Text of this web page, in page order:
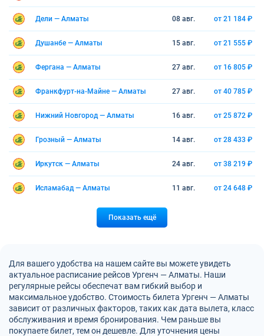
Дели — Алматы 08 авг. от 21 184 ₽
Душанбе — Алматы 15 авг. от 21 555 ₽
Фергана — Алматы 27 авг. от 16 805 ₽
Франкфурт-на-Майне — Алматы 27 авг. от 40 785 ₽
Нижний Новгород — Алматы 16 авг. от 25 872 ₽
Грозный — Алматы 14 авг. от 28 433 ₽
Иркутск — Алматы 24 авг. от 38 219 ₽
Исламабад — Алматы 11 авг. от 24 648 ₽
Показать ещё
Для вашего удобства на нашем сайте вы можете увидеть
актуальное расписание рейсов Ургенч — Алматы. Наши
регулярные рейсы обеспечат вам гибкий выбор и
максимальное удобство. Стоимость билета Ургенч — Алматы
зависит от различных факторов, таких как дата вылета, класс
обслуживания и время бронирования. Чем раньше вы
покупаете билет, тем он дешевле. Для уточнения цены